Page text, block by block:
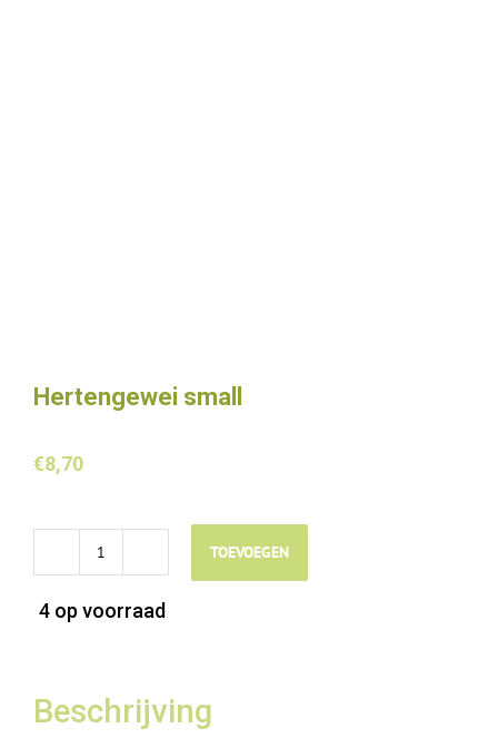
Hertengewei small
€8,70
4 op voorraad
Hertengewei
aantal
TOEVOEGEN
Beschrijving